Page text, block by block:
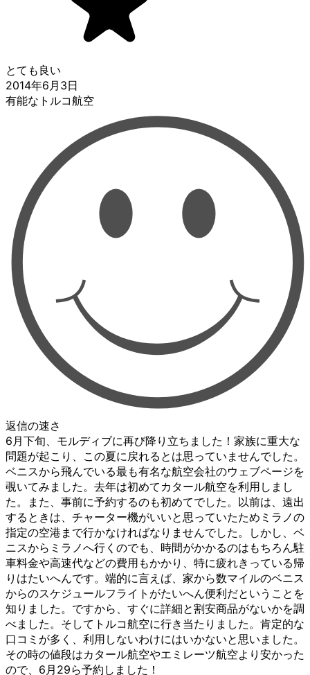
とても良い
2014年6月3日
有能なトルコ航空
返信の速さ
6月下旬、モルディブに再び降り立ちました！家族に重大な
問題が起こり、この夏に戻れるとは思っていませんでした。
ベニスから飛んでいる最も有名な航空会社のウェブページを
覗いてみました。去年は初めてカタール航空を利用しまし
た。また、事前に予約するのも初めてでした。以前は、遠出
するときは、チャーター機がいいと思っていたためミラノの
指定の空港まで行かなければなりませんでした。しかし、ベ
ニスからミラノへ行くのでも、時間がかかるのはもちろん駐
車料金や高速代などの費用もかかり、特に疲れきっている帰
りはたいへんです。端的に言えば、家から数マイルのベニス
からのスケジュールフライトがたいへん便利だということを
知りました。ですから、すぐに詳細と割安商品がないかを調
べました。そしてトルコ航空に行き当たりました。肯定的な
口コミが多く、利用しないわけにはいかないと思いました。
その時の値段はカタール航空やエミレーツ航空より安かった
ので、6月29ら予約しました！